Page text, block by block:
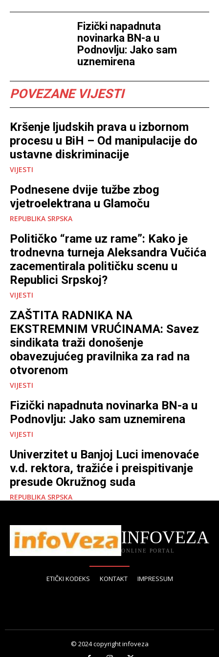
Fizički napadnuta
novinarka BN-a u
Podnovlju: Jako sam
uznemirena
POVEZANE VIJESTI
Kršenje ljudskih prava u izbornom
procesu u BiH – Od manipulacije do
ustavne diskriminacije
VIJESTI
Podnesene dvije tužbe zbog
vjetroelektrana u Glamoču
REPUBLIKA SRPSKA
Političko “rame uz rame”: Kako je
trodnevna turneja Aleksandra Vučića
zacementirala političku scenu u
Republici Srpskoj?
VIJESTI
ZAŠTITA RADNIKA NA
EKSTREMNIM VRUĆINAMA: Savez
sindikata traži donošenje
obavezujućeg pravilnika za rad na
otvorenom
VIJESTI
Fizički napadnuta novinarka BN-a u
Podnovlju: Jako sam uznemirena
VIJESTI
Univerzitet u Banjoj Luci imenovaće
v.d. rektora, tražiće i preispitivanje
presude Okružnog suda
REPUBLIKA SRPSKA
INFOVEZA
ONLINE PORTAL
ETIČKI KODEKS KONTAKT IMPRESSUM
© 2024 copyright infoveza